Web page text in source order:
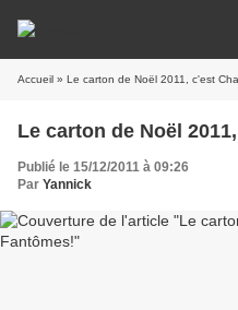
Accueil » Le carton de Noël 2011, c'est
Le carton de Noël
Publié le 15/12/2011 à 09:26
Par Yannick